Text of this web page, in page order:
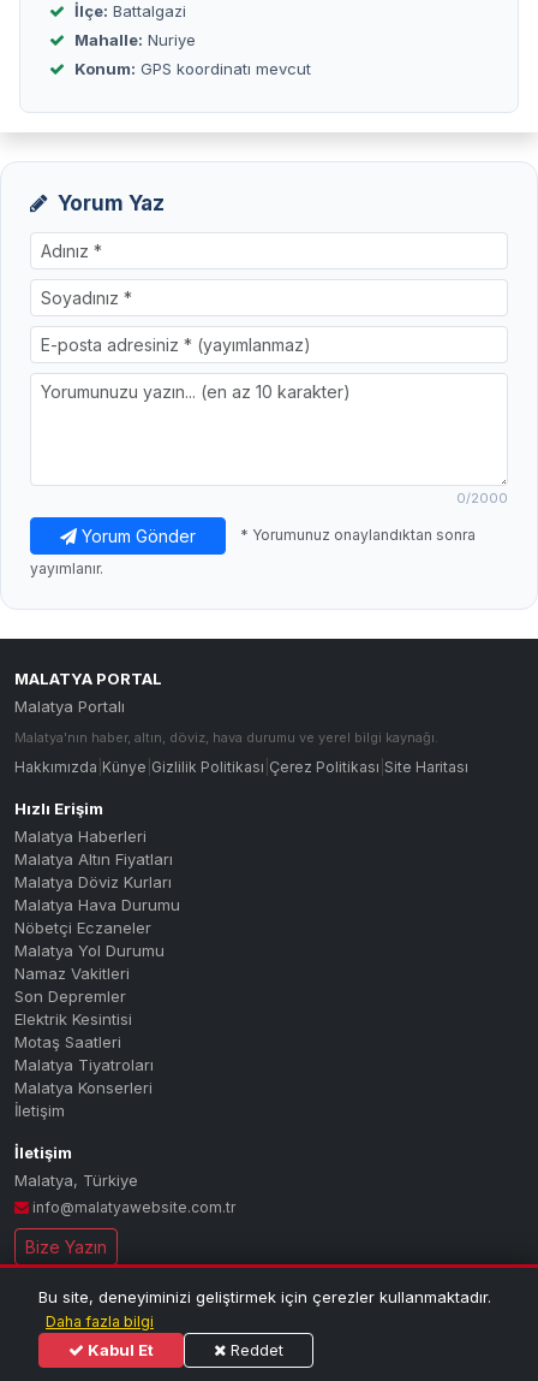
İlçe: Battalgazi
Mahalle: Nuriye
Konum: GPS koordinatı mevcut
Yorum Yaz
0/2000
Yorum Gönder
* Yorumunuz onaylandıktan sonra
yayımlanır.
MALATYA PORTAL
Malatya Portalı
Malatya'nın haber, altın, döviz, hava durumu ve yerel bilgi kaynağı.
Hakkımızda Künye Gizlilik Politikası Çerez Politikası Site Haritası
Hızlı Erişim
Malatya Haberleri
Malatya Altın Fiyatları
Malatya Döviz Kurları
Malatya Hava Durumu
Nöbetçi Eczaneler
Malatya Yol Durumu
Namaz Vakitleri
Son Depremler
Elektrik Kesintisi
Motaş Saatleri
Malatya Tiyatroları
Malatya Konserleri
İletişim
İletişim
Malatya, Türkiye
info@malatyawebsite.com.tr
Bize Yazın
© 2026 MALATYA PORTAL — Tüm hakları saklıdır.
haber ve bilgi portalı
Bu site, deneyiminizi geliştirmek için çerezler kullanmaktadır.
Daha fazla bilgi
Kabul Et Reddet